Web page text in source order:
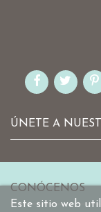
ÚNETE A
Este sitio web
CONÓCENOS